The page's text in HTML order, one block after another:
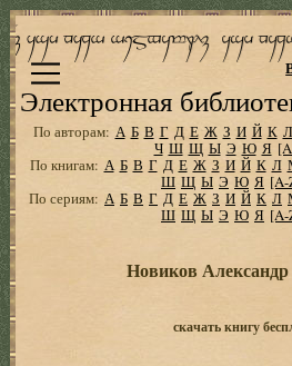
Электронная
По авторам: А Б В Г Д Е Ж З И Й К Л
Ч Ш Щ Ы Э Ю Я
По книгам: А Б В Г Д Е Ж З И Й К Л
Ш Щ Ы Э Ю Я
По сериям: А Б В Г Д Е Ж З И Й К Л
Ш Щ Ы Э Ю Я
Новиков
скачать книгу